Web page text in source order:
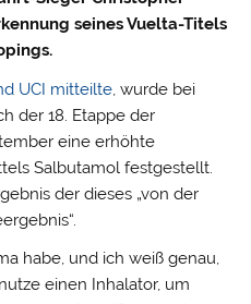
seines Vuelta-Titels
UCI mitteilte, wurde bei
der 18. Etappe der
eine erhöhte
Salbutamol festgestellt.
der dieses „von der
habe, und ich weiß genau,
einen Inhalator, um